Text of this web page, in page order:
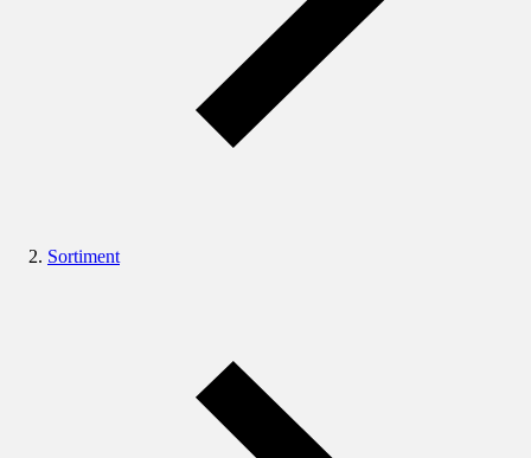
Sortiment